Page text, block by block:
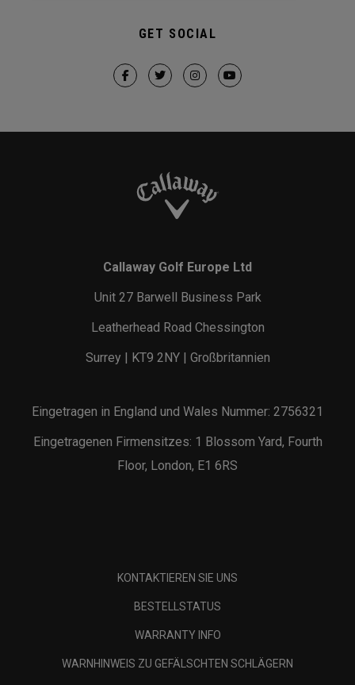
GET SOCIAL
Callaway Golf Europe Ltd
Unit 27 Barwell Business Park
Leatherhead Road Chessington
Surrey | KT9 2NY | Großbritannien
Eingetragen in England und Wales Nummer: 2756321
Eingetragenen Firmensitzes: 1 Blossom Yard, Fourth
Floor, London, E1 6RS
KONTAKTIEREN SIE UNS
BESTELLSTATUS
WARRANTY INFO
WARNHINWEIS ZU GEFÄLSCHTEN SCHLÄGERN